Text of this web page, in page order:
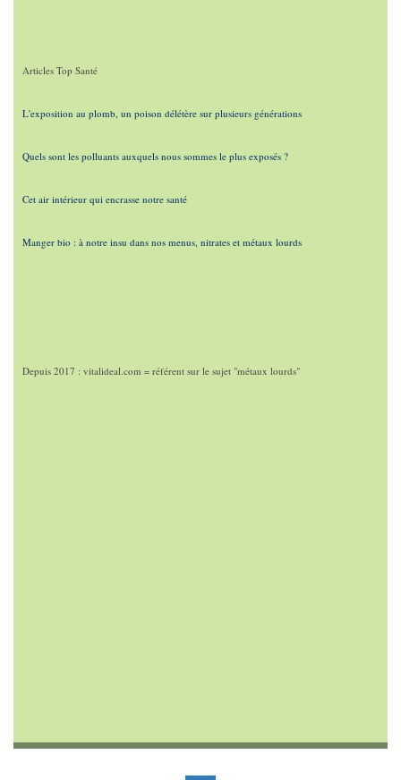
Articles Top Santé
L'exposition au plomb, un poison délétère sur plusieurs générations
Quels sont les polluants auxquels nous sommes le plus exposés ?
Cet air intérieur qui encrasse notre santé
Manger bio : à notre insu dans nos menus, nitrates et métaux lourds
Depuis 2017 : vitalideal.com = référent sur le sujet "métaux lourds"